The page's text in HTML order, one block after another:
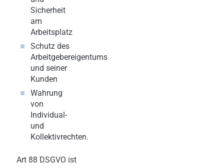
Sicherheit
am
Arbeitsplatz
Schutz des
Arbeitgebereigentums
und seiner
Kunden
Wahrung
von
Individual-
und
Kollektivrechten.
Art 88 DSGVO ist